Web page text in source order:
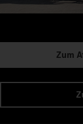
Zum